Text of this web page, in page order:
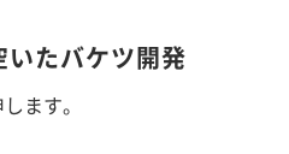
たバケツ開発
ます。